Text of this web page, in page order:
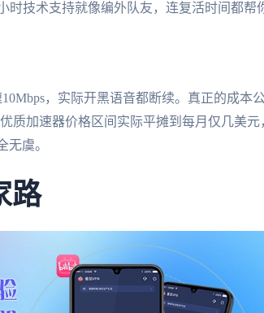
技术支持就像编外队友，连复活时间都帮
，实际开黑语音都断续。真正的成本
质加速器价格区间实际平摊到每月仅几美
无虞。
路